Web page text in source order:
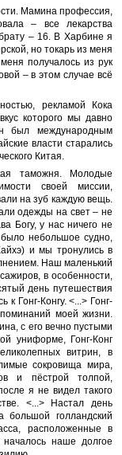
Мамина профессия,
– все лекарства
– 16. В Харбине я
но токарь из меня
получалось из рук
– в этом случае всё
рекламой Кока
которого мы давно
был международным
власти старались
Китая.
таможня. Молодые
своей миссии,
на зуб каждую вещь.
одежды на свет – не
Богу, у нас ничего не
небольшое судно,
и мы тронулись в
Наш маленький
в особенности,
день путешествия
Гонг-Конгу. <...> Гонг-
моей жизни.
с его вечно пустыми
униформе, Гонг-Конг
витрин, в
сокровища мира,
и пёстрой толпой,
я не видел такого
<...> Настал день
большой голландский
расположенные в
наше долгое